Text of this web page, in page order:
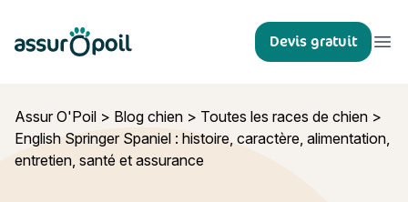
Assur O'Poil Devis gratuit
Assur O'Poil > Blog chien > Toutes les races de chien >
English Springer Spaniel : histoire, caractère, alimentation,
entretien, santé et assurance